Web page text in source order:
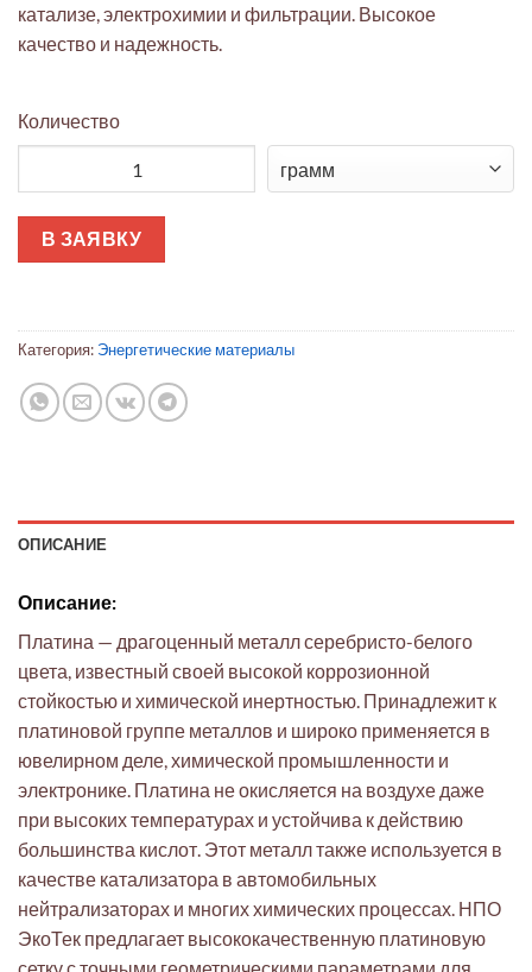
катализе, электрохимии и фильтрации. Высокое
качество и надежность.
Количество
В ЗАЯВКУ
Категория: Энергетические материалы
ОПИСАНИЕ
Описание:
Платина — драгоценный металл серебристо-белого
цвета, известный своей высокой коррозионной
стойкостью и химической инертностью. Принадлежит к
платиновой группе металлов и широко применяется в
ювелирном деле, химической промышленности и
электронике. Платина не окисляется на воздухе даже
при высоких температурах и устойчива к действию
большинства кислот. Этот металл также используется в
качестве катализатора в автомобильных
нейтрализаторах и многих химических процессах. НПО
ЭкоТек предлагает высококачественную платиновую